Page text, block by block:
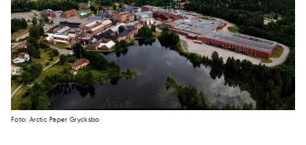
Foto: Arctic Paper Grycksbo